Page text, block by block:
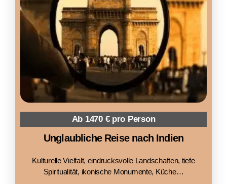
Ab 1470 € pro Person
Unglaubliche Reise nach Indien
Kulturelle Vielfalt, eindrucksvolle Landschaften, tiefe
Spiritualität, ikonische Monumente, Küche…